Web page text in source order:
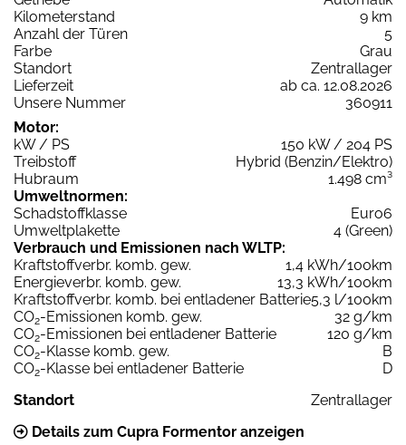
Kilometerstand
9 km
Anzahl der Türen
5
Farbe
Grau
Standort
Zentrallager
Lieferzeit
ab ca. 12.08.2026
Unsere Nummer
360911
Motor:
kW / PS
150 kW / 204 PS
Treibstoff
Hybrid (Benzin/Elektro)
Hubraum
1.498 cm³
Umweltnormen:
Schadstoffklasse
Euro6
Umweltplakette
4 (Green)
Verbrauch und Emissionen nach WLTP:
Kraftstoffverbr. komb. gew.
1,4 kWh/100km
Energieverbr. komb. gew.
13,3 kWh/100km
Kraftstoffverbr. komb. bei entladener Batterie5,3 l/100km
CO2-Emissionen komb. gew.
32 g/km
CO2-Emissionen bei entladener Batterie
120 g/km
CO2-Klasse komb. gew.
B
CO2-Klasse bei entladener Batterie
D
Standort
Zentrallager
Details zum Cupra Formentor anzeigen